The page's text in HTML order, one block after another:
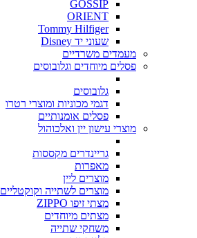
GOSSIP
ORIENT
Tommy Hilfiger
שעוני יד Disney
מעמדים משרדיים
פסלים מיוחדים וגלובוסים
גלובוסים
דגמי מכוניות ומוצרי רטרו
פסלים אומנותיים
מוצרי עישון יין ואלכוהול
גריינדרים מקססות
מאפרות
מוצרים ליין
מוצרים לשתייה וקוקטליים
מצתי זיפו ZIPPO
מצתים מיוחדים
משחקי שתייה